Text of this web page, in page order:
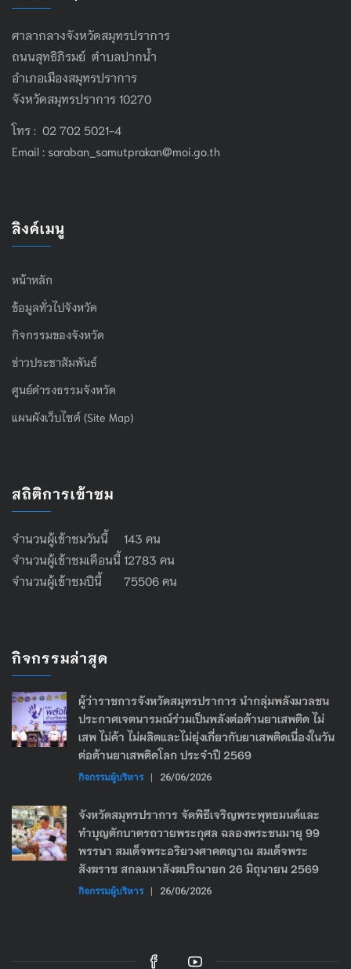
ศาลากลางจังหวัดสมุทรปราการ
ถนนสุทธิภิรมย์ ตำบลปากน้ำ
อำเภอเมืองสมุทรปราการ
จังหวัดสมุทรปราการ 10270
โทร : 02 702 5021-4
Email : saraban_samutprakan@moi.go.th
ลิงค์เมนู
หน้าหลัก
ข้อมูลทั่วไปจังหวัด
กิจกรรมของจังหวัด
ข่าวประชาสัมพันธ์
ศูนย์ดำรงธรรมจังหวัด
แผนผังเว็บไซต์ (Site Map)
สถิติการเข้าชม
จำนวนผู้เข้าชมวันนี้ 143 คน
จำนวนผู้เข้าชมเดือนนี้ 12783 คน
จำนวนผู้เข้าชมปีนี้ 75506 คน
กิจกรรมล่าสุด
ผู้ว่าราชการจังหวัดสมุทรปราการ นำกลุ่มพลังมวลชน
ประกาศเจตนารมณ์ร่วมเป็นพลังต่อต้านยาเสพติด ไม่
เสพ ไม่ค้า ไม่ผลิตและไม่ยุ่งเกี่ยวกับยาเสพติดเนื่องในวัน
ต่อต้านยาเสพติดโลก ประจำปี 2569
กิจกรรมผู้บริหาร | 26/06/2026
จังหวัดสมุทรปราการ จัดพิธีเจริญพระพุทธมนต์และ
ทำบุญตักบาตรถวายพระกุศล ฉลองพระชนมายุ 99
พรรษา สมเด็จพระอริยวงศาคตญาณ สมเด็จพระ
สังฆราช สกลมหาสังฆปริณายก 26 มิถุนายน 2569
กิจกรรมผู้บริหาร | 26/06/2026